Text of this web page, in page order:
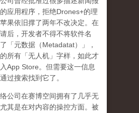
应用程序，拒绝Drones+的理
果依旧撑了两年不改决定。在
后，开发者不得不将软件名
「元数据（Metadatat）」，
所有「无人机」字样，如此才
App Store。但需要这一信息
过搜索找到它了。
公司在赛博空间拥有了几乎无
其是在对内容的操控方面。被